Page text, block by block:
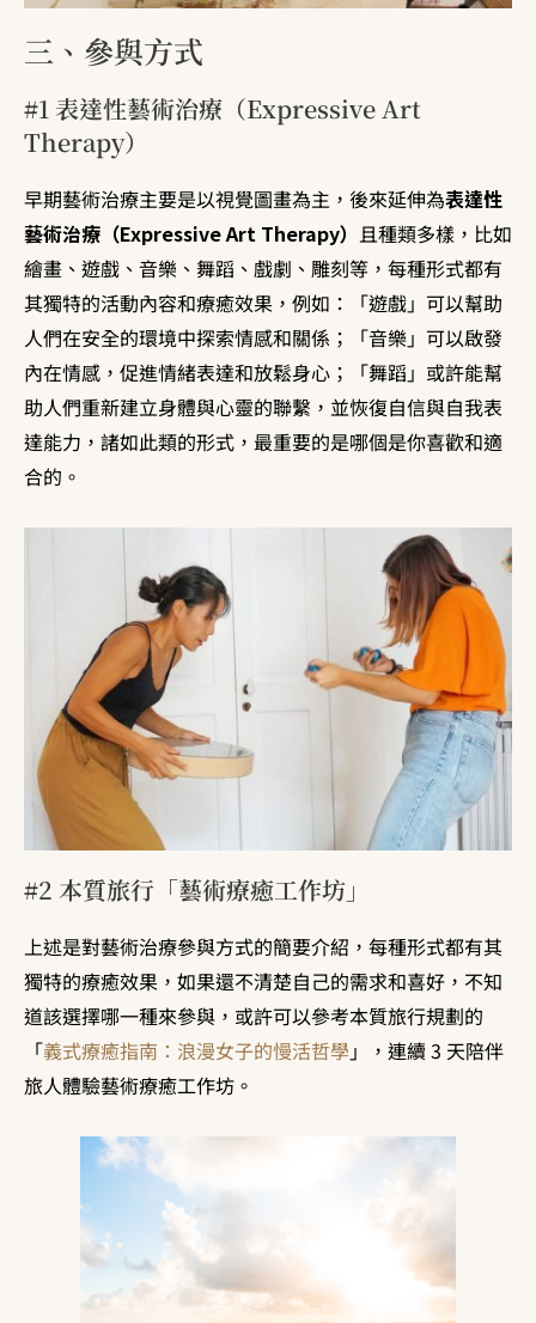
三、參與方式
#1 表達性藝術治療（Expressive Art
Therapy）
早期藝術治療主要是以視覺圖畫為主，後來延伸為表達性
藝術治療（Expressive Art Therapy） 且種類多樣，比如
繪畫、遊戲、音樂、舞蹈、戲劇、雕刻等，每種形式都有
其獨特的活動內容和療癒效果，例如：「遊戲」可以幫助
人們在安全的環境中探索情感和關係；「音樂」可以啟發
內在情感，促進情緒表達和放鬆身心；「舞蹈」或許能幫
助人們重新建立身體與心靈的聯繫，並恢復自信與自我表
達能力，諸如此類的形式，最重要的是哪個是你喜歡和適
合的。
#2 本質旅行「藝術療癒工作坊」
上述是對藝術治療參與方式的簡要介紹，每種形式都有其
獨特的療癒效果，如果還不清楚自己的需求和喜好，不知
道該選擇哪一種來參與，或許可以參考本質旅行規劃的
「義式療癒指南：浪漫女子的慢活哲學」，連續 3 天陪伴
旅人體驗藝術療癒工作坊。